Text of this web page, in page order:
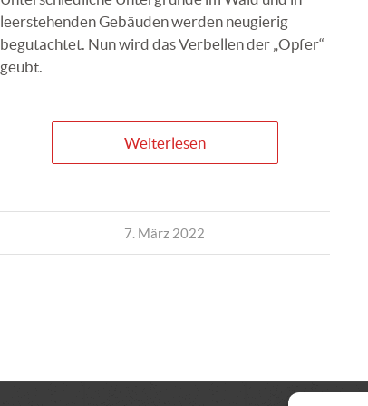
leerstehenden Gebäuden werden neugierig
begutachtet. Nun wird das Verbellen der „Opfer“
geübt.
Weiterlesen
7. März 2022